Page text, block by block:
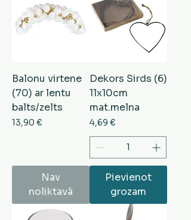
Balonu virtene
(70) ar lentu
balts/zelts
Cena
13,90 €
Nav
noliktavā
Dekors Sirds (6)
11x10cm
mat.melna
Cena
4,69 €
Pievienot
grozam